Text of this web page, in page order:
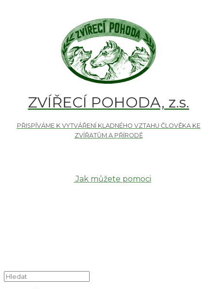
ZVÍŘECÍ POHODA, z.s.
Jak můžete pomoci